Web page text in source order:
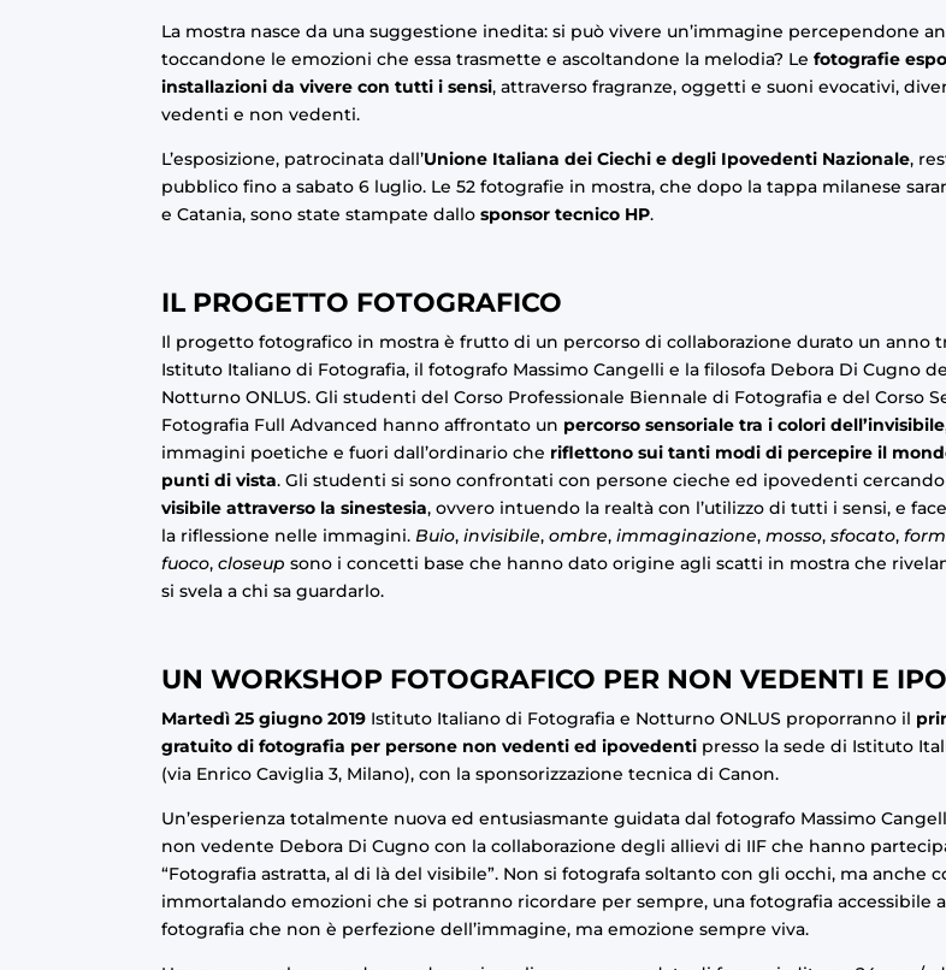
La mostra nasce da una suggestione inedita: si può vivere un’immagine percependone
toccandone le emozioni che essa trasmette e ascoltandone la melodia? Lefotografie
installazioni da vivere con tutti i sensi, attraverso fragranze, oggetti e suoni evocativi,
vedenti e non vedenti.
L’esposizione, patrocinata dall’Unione Italiana dei Ciechi e degli Ipovedenti Nazionale,
pubblico fino a sabato 6 luglio. Le 52 fotografie in mostra, che dopo la tappa milanese
e Catania, sono state stampate dallosponsor tecnico HP.
IL PROGETTO FOTOGRAFICO
Il progetto fotografico in mostra è frutto di un percorso di collaborazione durato un anno
Istituto Italiano di Fotografia, il fotografo Massimo Cangelli e la filosofa Debora Di Cugno
Notturno ONLUS. Gli studenti delCorso Professionale Biennale di Fotografia e delCorso
Fotografia Full Advanced hanno affrontato un percorso sensoriale tra i colori dell’invisibile
immagini poetiche e fuori dall’ordinario che riflettono sui tanti modi di percepire il
punti di vista. Gli studenti si sono confrontati con persone cieche ed ipovedenti
visibile attraverso la sinestesia, ovvero intuendo la realtà con l’utilizzo di tutti i sensi, e
la riflessione nelle immagini.Buio,invisibile,ombre,immaginazione,mosso,sfocato,
fuoco,closeup sono i concetti base che hanno dato origine agli scatti in mostra che
si svela a chi sa guardarlo.
UN WORKSHOP FOTOGRAFICO PER NON VEDENTI E
Martedì 25 giugno 2019 Istituto Italiano di Fotografia e Notturno ONLUS proporranno il
gratuito di fotografia per persone non vedenti ed ipovedenti presso la sede di Istituto
(via Enrico Caviglia 3, Milano), con la sponsorizzazione tecnica diCanon.
Un’esperienza totalmente nuova ed entusiasmante guidata dal fotografo Massimo
non vedente Debora Di Cugno con la collaborazione degli allievi di IIF che hanno
“Fotografia astratta, al di là del visibile”. Non si fotografa soltanto con gli occhi, ma anche
immortalando emozioni che si potranno ricordare per sempre, una fotografia accessibile
fotografia che non è perfezione dell’immagine, ma emozione sempre viva.